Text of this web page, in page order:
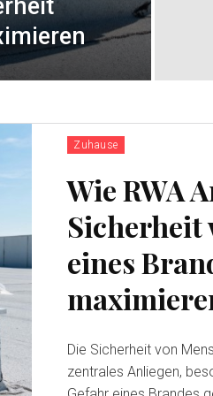
Zuhause
Wie RWA
Sicherheit
eines
Die Sicherheit von
zentrales Anliegen,